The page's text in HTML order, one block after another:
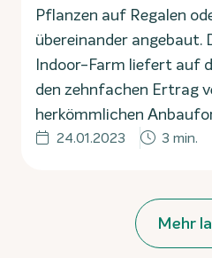
Pflanzen auf Regalen
übereinander angebaut.
Indoor-Farm liefert auf
den zehnfachen Ertrag
herkömmlichen
24.01.2023 3 min.
Mehr